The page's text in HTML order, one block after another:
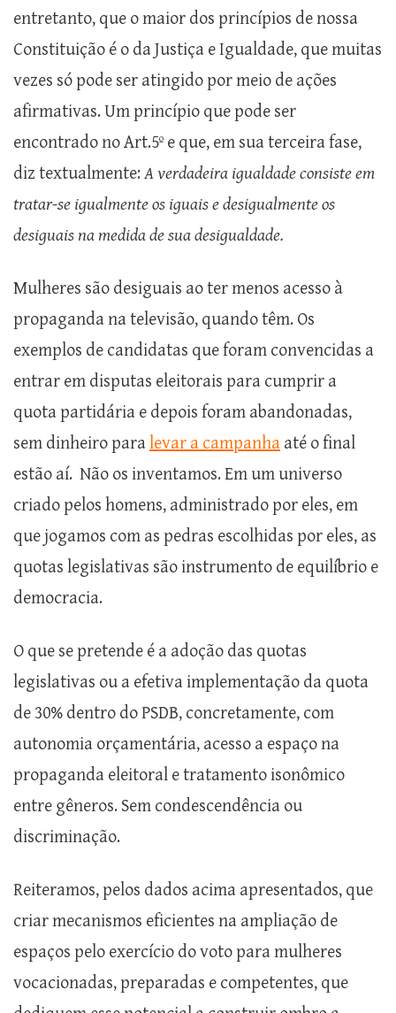
entretanto, que o maior dos princípios de nossa
Constituição é o da Justiça e Igualdade, que muitas
vezes só pode ser atingido por meio de ações
afirmativas. Um princípio que pode ser
encontrado no Art.5º e que, em sua terceira fase,
diz textualmente:A verdadeira igualdade consiste em
tratar-se igualmente os iguais e desigualmente os
desiguais na medida de sua desigualdade.
Mulheres são desiguais ao ter menos acesso à
propaganda na televisão, quando têm. Os
exemplos de candidatas que foram convencidas a
entrar em disputas eleitorais para cumprir a
quota partidária e depois foram abandonadas,
sem dinheiro paralevar a campanha até o final
estão aí. Não os inventamos. Em um universo
criado pelos homens, administrado por eles, em
que jogamos com as pedras escolhidas por eles, as
quotas legislativas são instrumento de equilíbrio e
democracia.
O que se pretende é a adoção das quotas
legislativas ou a efetiva implementação da quota
de 30% dentro do PSDB, concretamente, com
autonomia orçamentária, acesso a espaço na
propaganda eleitoral e tratamento isonômico
entre gêneros. Sem condescendência ou
discriminação.
Reiteramos, pelos dados acima apresentados, que
criar mecanismos eficientes na ampliação de
espaços pelo exercício do voto para mulheres
vocacionadas, preparadas e competentes, que